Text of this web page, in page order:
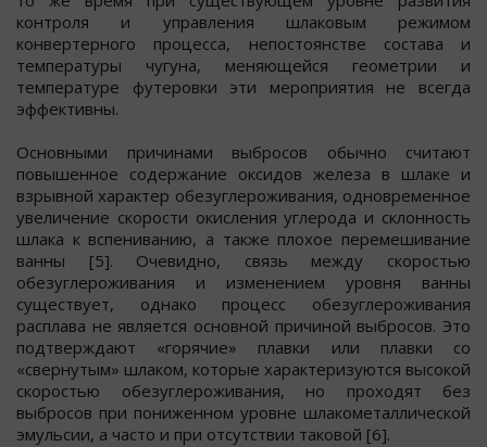
контроля и управления шлаковым режимом
конвертерного процесса, непостоянстве состава и
температуры чугуна, меняющейся геометрии и
температуре футеровки эти мероприятия не всегда
эффективны.
Основными причинами выбросов обычно считают
повышенное содержание оксидов железа в шлаке и
взрывной характер обезуглероживания, одновременное
увеличение скорости окисления углерода и склонность
шлака к вспениванию, а также плохое перемешивание
ванны [5]. Очевидно, связь между скоростью
обезуглероживания и изменением уровня ванны
существует, однако процесс обезуглероживания
расплава не является основной причиной выбросов. Это
подтверждают «горячие» плавки или плавки со
«свернутым» шлаком, которые характеризуются высокой
скоростью обезуглероживания, но проходят без
выбросов при пониженном уровне шлакометаллической
эмульсии, а часто и при отсутствии таковой [6].